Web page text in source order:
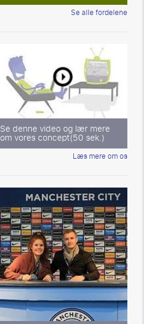
Se alle fordelene
Se denne video og lær mere
om vores concept(50 sek.)
Læs mere om os